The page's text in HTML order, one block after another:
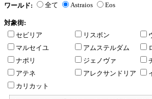
ワールド: 全て Astraios Eos
対象街:
セビリア
リスボン
マルセイユ
アムステルダム
ナポリ
ジェノヴァ
アテネ
アレクサンドリア
カリカット